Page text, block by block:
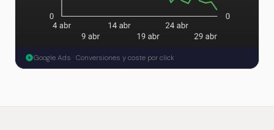
Google Ads · Conversiones y coste por click